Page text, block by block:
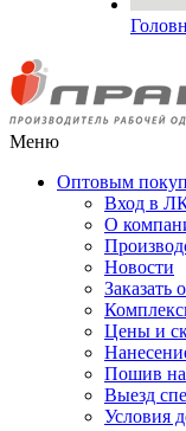
Меню
Оптовым
Вход в
О
Новости
Заказать
Цены и
Пошив на
Выезд
Условия